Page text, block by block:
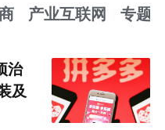
产业互联网 专题
治
及